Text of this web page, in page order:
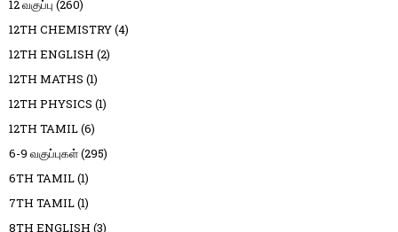
12 வகுப்பு (260)
12TH CHEMISTRY(4)
12TH ENGLISH (2)
12TH MATHS (1)
12TH PHYSICS (1)
12TH TAMIL(6)
6-9 வகுப்புகள்(295)
6TH TAMIL(1)
7TH TAMIL(1)
8TH ENGLISH (3)